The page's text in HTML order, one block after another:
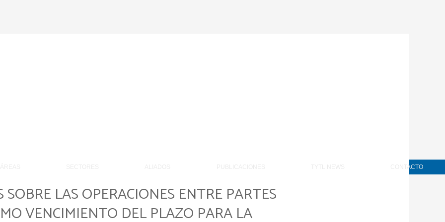
CONTACTO
LAS OPERACIONES ENTRE PARTES
VENCIMIENTO DEL PLAZO PARA LA